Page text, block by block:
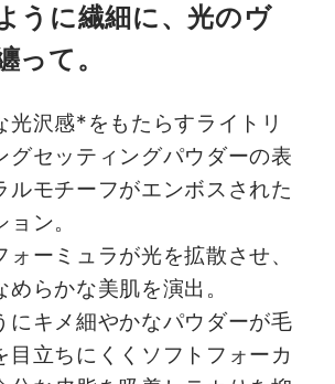
うに繊細に、光のヴ
って。
光沢感*をもたらすライトリ
グセッティングパウダーの表
ルモチーフがエンボスされた
ン。
ーミュラが光を拡散させ、
らかな美肌を演出。
にキメ細やかなパウダーが毛
目立ちにくくソフトフォーカ